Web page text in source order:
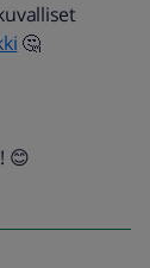
🤔
! 😊